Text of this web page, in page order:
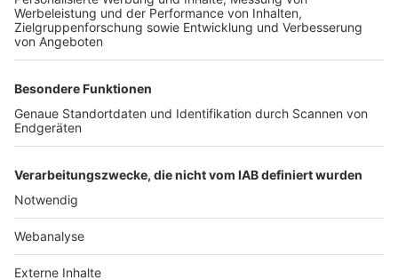
TOP-PARTNER
Nutzungsbedingungen Datenschutz Impressum